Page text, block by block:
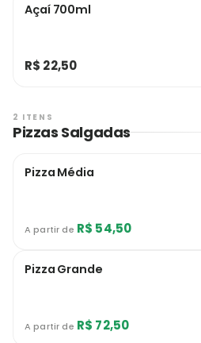
Açaí 700ml
R$ 22,50
2 ITENS
Pizzas Salgadas
Pizza Média
A partir de R$ 54,50
Pizza Grande
A partir de R$ 72,50